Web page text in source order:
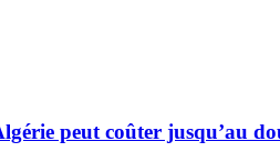
peut coûter jusqu’au